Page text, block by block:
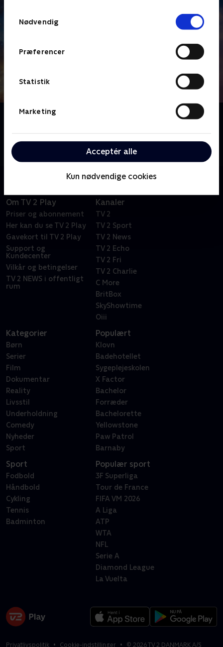
Nødvendig
Præferencer
Statistik
Marketing
Acceptér alle
Kun nødvendige cookies
Om Ture Sventon & jagten på Ungdommens kilde
søskende, dante og Ylva, hvis forældre er blevet
kidnappet. Mon skurken Væsel er på spil igen?.
Om TV 2 Play
Priser og abonnement
Her kan du se TV 2 Play
Gavekort til TV 2 Play
Support og
Kundecenter
Vilkår og betingelser
TV 2 NEWS i offentligt
rum
Kanaler
TV 2
TV 2 Sport
TV 2 News
TV 2 Echo
TV 2 Fri
TV 2 Charlie
C More
BritBox
SkyShowtime
Oiii
Kategorier
Børn
Serier
Film
Dokumentar
Reality
Livsstil
Underholdning
Comedy
Nyheder
Sport
Populært
Klovn
Badehotellet
Sygeplejeskolen
X Factor
Bachelor
Forræder
Bachelorette
Yellowstone
Paw Patrol
Barnaby
Sport
Fodbold
Håndbold
Cykling
Tennis
Badminton
Populær sport
3F Superliga
Tour de France
FIFA VM 2026
A Liga
ATP
WTA
NFL
Serie A
Diamond League
La Vuelta
Privatlivspolitik Cookie-indstillinger © 2026TV 2 DANMARK A/S